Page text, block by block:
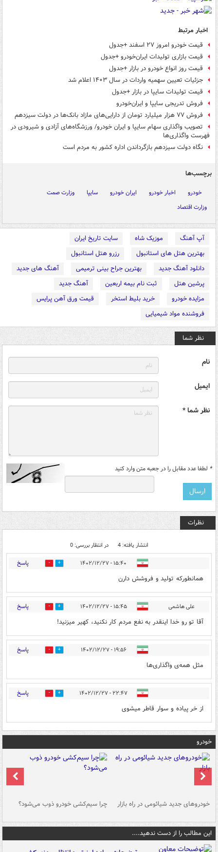
اخبار مرتبط
قیمت خودرو امروز ۲۷ اسفند +جدول
قیمت بازاری تولیدات ایران‌خودرو +جدول
قیمت روز انواع خودرو در بازار +جدول
جزئیات تعیین سهمیه واردات در سال ۱۴۰۳ اعلام شد
قیمت تولیدات سایپا در بازار +جدول
فروش تدریجی سایپا و ایران‌خودرو
فروش ۷۷ هزار میلیارد تومان از دارایی‌های مازاد بانک‌ها در دولت سیزدهم
تصویب واگذاری سهام سایپا و ایران خودرو/ ورزشگاه‌های آزادی و شیرودی در
فهرست واگذاری‌ها
نگاه دولت سیزدهم بازگرداندن اداره کشور به مردم است
برچسب‌ها
خودرو اخبار خودرو ایران خودرو سایپا
وزارت صمت
وزارت اقتصاد
آپ آهنگ موزیک شاه
سایت تاریخ ایران
بهترین هتل های استانبول
رزرو هتل استانبول
دانلود آهنگ جدید
بهترین جراح بینی ترمیمی
آهنگ های جدید
پرشین هتل
ثبت نام بیمه اربعین
آهنگ جدید
مزایده خودرو
خرید بلیط استخر
قیمت ورق آهن پرایس
فروشنده مواد شیمیایی
نظر شما
نام
ایمیل
نظر شما *
* لطفا عدد مقابل را در جعبه متن وارد کنید
نظرات
انتشار یافته: 4 در انتظار بررسی: 0
۱۵:۴۰ - ۱۴۰۲/۱۲/۲۷ 0 پاسخ
همانطورکه تولید و فروشش دارن
علی هاشمی ۱۵:۴۵ - ۱۴۰۲/۱۲/۲۷ 0 پاسخ
آقا تو رو خدا اینقدر به نفع مردم کار نکنید، کهیر میزنید!
۱۹:۵۶ - ۱۴۰۲/۱۲/۲۷ 0 پاسخ
مثل همه‌ی واگذاری‌ها
۲۲:۴۷ - ۱۴۰۲/۱۲/۲۷ 0 پاسخ
از خر پیاده و سوار قاطر میشوی
خودرو
خودروهای جدید شیائومی در راه بازار چرا سیم‌کشی خودرو ذوب می‌شود؟
این مطالب را از دست ندهید....